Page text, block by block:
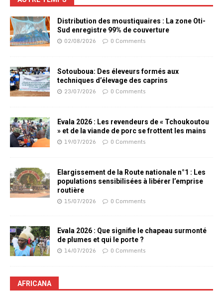
Distribution des moustiquaires : La zone Oti-
Sud enregistre 99% de couverture
02/08/2026 0 Comments
Sotouboua: Des éleveurs formés aux
techniques d’élevage des caprins
23/07/2026 0 Comments
Evala 2026 : Les revendeurs de « Tchoukoutou
» et de la viande de porc se frottent les mains
19/07/2026 0 Comments
Elargissement de la Route nationale n°1 : Les
populations sensibilisées à libérer l’emprise
routière
15/07/2026 0 Comments
Evala 2026 : Que signifie le chapeau surmonté
de plumes et qui le porte ?
14/07/2026 0 Comments
AFRICANA